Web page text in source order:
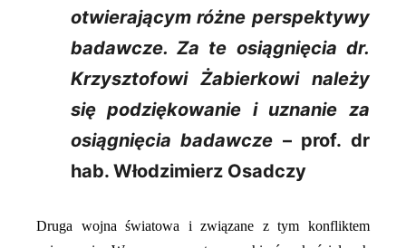
otwierającym różne perspektywy
badawcze. Za te osiągnięcia dr.
Krzysztofowi Żabierkowi należy
się podziękowanie i uznanie za
osiągnięcia badawcze – prof. dr
hab. Włodzimierz Osadczy
Druga wojna światowa i związane z tym konfliktem